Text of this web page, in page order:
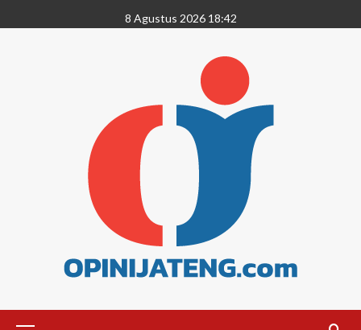
8 Agustus 2026 18:42